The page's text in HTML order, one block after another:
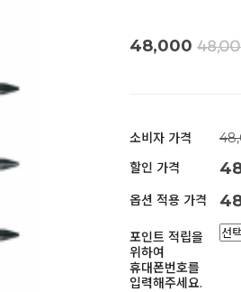
48,000
소비자 가격
할인 가격
옵션 적용 가격
포인트 적립을
위하여
휴대폰번호를
입력해주세요.